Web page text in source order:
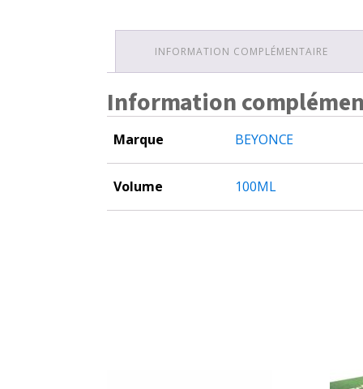
INFORMATION COMPLÉMENTAIRE
Information
Marque BEYONCE
Volume 100ML